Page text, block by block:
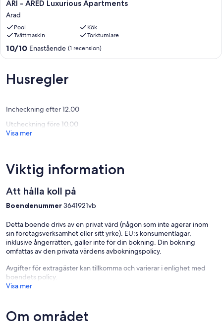
ARI
-
ARED
Luxurious
Apartments
Arad
ARI - ARED Luxurious Apartments
Arad
Pool
Kök
Tvättmaskin
Torktumlare
10.0
av
Enastående,
(1 recension)
10/10 Enastående (1 recension)
Husregler
Incheckning efter 12.00
Utcheckning före 10.00
Visa mer
Viktig information
Att hålla koll på
Boendenummer3641921vb
Detta boende drivs av en privat värd (någon som inte agerar inom
sin företagsverksamhet eller sitt yrke). EU:s konsumentlagar,
inklusive ångerrätten, gäller inte för din bokning. Din bokning
omfattas av den privata värdens avbokningspolicy.
Avgifter för extragäster kan tillkomma och varierar i enlighet med
boendets policy.
Visa mer
Om området